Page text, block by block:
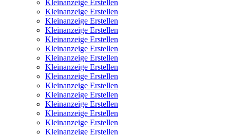
Kleinanzeige Erstellen
Kleinanzeige Erstellen
Kleinanzeige Erstellen
Kleinanzeige Erstellen
Kleinanzeige Erstellen
Kleinanzeige Erstellen
Kleinanzeige Erstellen
Kleinanzeige Erstellen
Kleinanzeige Erstellen
Kleinanzeige Erstellen
Kleinanzeige Erstellen
Kleinanzeige Erstellen
Kleinanzeige Erstellen
Kleinanzeige Erstellen
Kleinanzeige Erstellen